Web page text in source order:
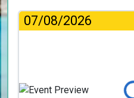
07/08/2026